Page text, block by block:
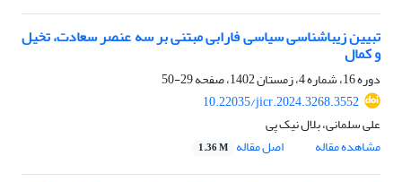
تبیین زیباشناسی سیاسی فارابی مبتنی بر سه عنصر سعادت، تخیل
و کمال
دوره 16، شماره 4، زمستان 1402، صفحه
29-50
10.22035/jicr.2024.3268.3552
علی سلمانی، بلال نیک پی
مشاهده مقاله
اصل مقاله 1.36 M